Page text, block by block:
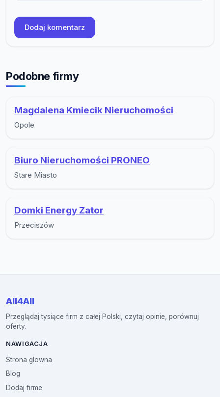
Dodaj komentarz
Podobne firmy
Magdalena Kmiecik Nieruchomości
Opole
Biuro Nieruchomości PRONEO
Stare Miasto
Domki Energy Zator
Przeciszów
All4All
Przeglądaj tysiące firm z całej Polski, czytaj opinie, porównuj
oferty.
NAWIGACJA
Strona glowna
Blog
Dodaj firme